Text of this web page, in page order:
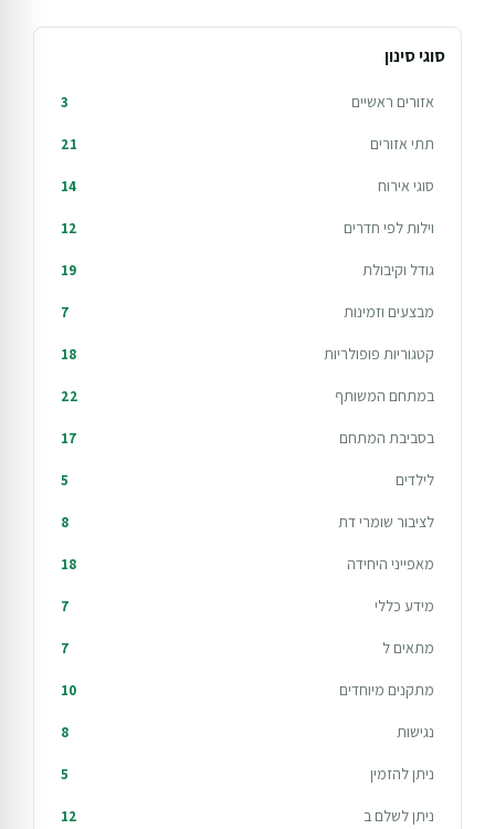
סוגי סינון
אזורים ראשיים 3
תתי אזורים 21
סוגי אירוח 14
וילות לפי חדרים 12
גודל וקיבולת 19
מבצעים וזמינות 7
קטגוריות פופולריות 18
במתחם המשותף 22
בסביבת המתחם 17
לילדים 5
לציבור שומרי דת 8
מאפייני היחידה 18
מידע כללי 7
מתאים ל 7
מתקנים מיוחדים 10
נגישות 8
ניתן להזמין 5
ניתן לשלם ב 12